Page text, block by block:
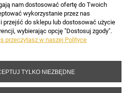
INFORMACJE
2017-2026 Sakramento.pl
nam dostosować ofertę do Twoich
wykorzystanie przez nas
przejść do sklepu lub dostosować użycie
wybierając opcję "Dostosuj zgody".
przeczytasz w naszej Polityce
TYLKO NIEZBĘDNE